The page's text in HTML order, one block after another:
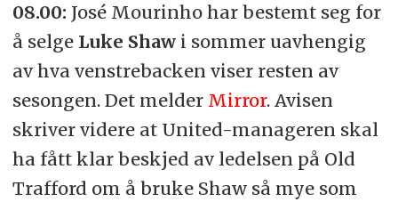
08.00: José Mourinho har bestemt seg for
å selge Luke Shawi sommer uavhengig
av hva venstrebacken viser resten av
sesongen. Det melder Mirror. Avisen
skriver videre at United-manageren skal
ha fått klar beskjed av ledelsen på Old
Trafford om å bruke Shaw så mye som